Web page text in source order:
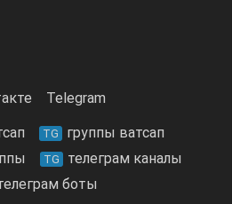
Telegram
TG группы ватсап
TG телеграм каналы
боты